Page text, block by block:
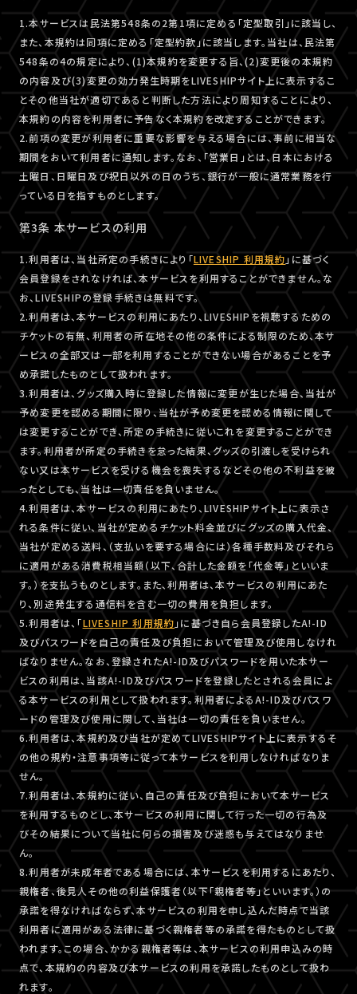
1.本サービスは民法第548条の2第1項に定める「定型取引」に該当し、
また、本規約は同項に定める「定型約款」に該当します。当社は、民法第
548条の4の規定により、(1)本規約を変更する旨、(2)変更後の本規約
の内容及び(3)変更の効力発生時期をLIVESHIPサイト上に表示するこ
とその他当社が適切であると判断した方法により周知することにより、
本規約の内容を利用者に予告なく本規約を改定することができます。
2.前項の変更が利用者に重要な影響を与える場合には、事前に相当な
期間をおいて利用者に通知します。なお、「営業日」とは、日本における
土曜日、日曜日及び祝日以外の日のうち、銀行が一般に通常業務を行
っている日を指すものとします。
第3条 本サービスの利用
1.利用者は、当社所定の手続きにより「LIVESHIP 利用規約 」に基づく
会員登録をされなければ、本サービスを利用することができません。な
お、LIVESHIPの登録手続きは無料です。
2.利用者は、本サービスの利用にあたり、LIVESHIPを視聴するための
チケットの有無、利用者の所在地その他の条件による制限のため、本サ
ービスの全部又は一部を利用することができない場合があることを予
め承諾したものとして扱われます。
3.利用者は、グッズ購入時に登録した情報に変更が生じた場合、当社が
予め変更を認める期間に限り、当社が予め変更を認める情報に関して
は変更することができ、所定の手続きに従いこれを変更することができ
ます。利用者が所定の手続きを怠った結果、グッズの引渡しを受けられ
ない又は本サービスを受ける機会を喪失するなどその他の不利益を被
ったとしても、当社は一切責任を負いません。
4.利用者は、本サービスの利用にあたり、LIVESHIPサイト上に表示さ
れる条件に従い、当社が定めるチケット料金並びにグッズの購入代金、
当社が定める送料、（支払いを要する場合には）各種手数料及びそれら
に適用がある消費税相当額（以下、合計した金額を「代金等」といいま
す。）を支払うものとします。また、利用者は、本サービスの利用にあた
り、別途発生する通信料を含む一切の費用を負担します。
5.利用者は、「LIVESHIP 利用規約 」に基づき自ら会員登録したA!-ID
及びパスワードを自己の責任及び負担において管理及び使用しなけれ
ばなりません。なお、登録されたA!-ID及びパスワードを用いた本サー
ビスの利用は、当該A!-ID及びパスワードを登録したとされる会員によ
る本サービスの利用として扱われます。利用者によるA!-ID及びパスワ
ードの管理及び使用に関して、当社は一切の責任を負いません。
6.利用者は、本規約及び当社が定めてLIVESHIPサイト上に表示するそ
の他の規約・注意事項等に従って本サービスを利用しなければなりま
せん。
7.利用者は、本規約に従い、自己の責任及び負担において本サービス
を利用するものとし、本サービスの利用に関して行った一切の行為及
びその結果について当社に何らの損害及び迷惑も与えてはなりませ
ん。
8.利用者が未成年者である場合には、本サービスを利用するにあたり、
親権者、後見人その他の利益保護者（以下「親権者等」といいます。）の
承諾を得なければならず、本サービスの利用を申し込んだ時点で当該
利用者に適用がある法律に基づく親権者等の承諾を得たものとして扱
われます。この場合、かかる親権者等は、本サービスの利用申込みの時
点で、本規約の内容及び本サービスの利用を承諾したものとして扱わ
れます。